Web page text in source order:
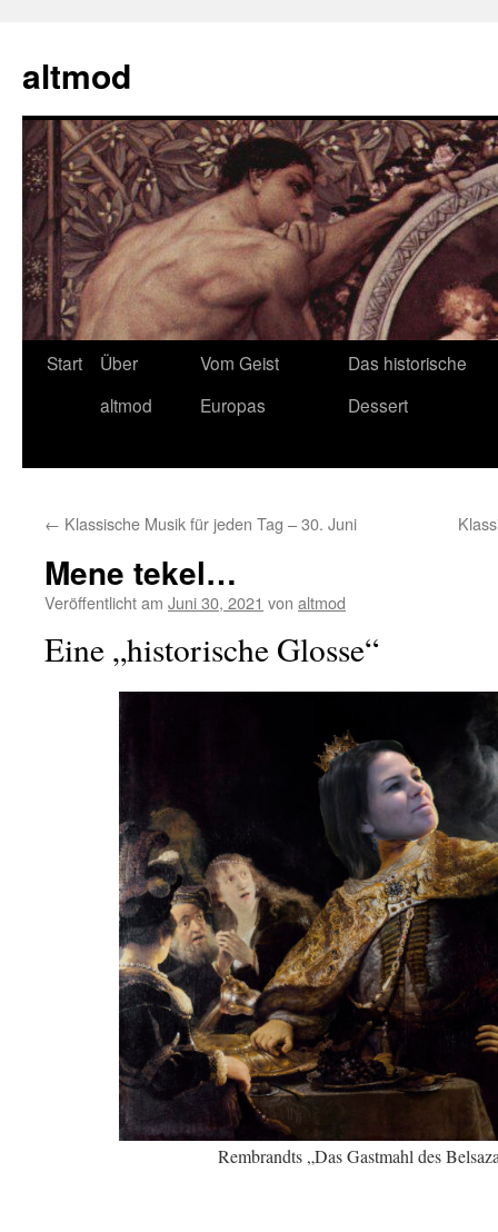
springen
altmod
Start
Über
altmod
Vom Geist
Europas
Das historische
Dessert
← Klassische Musik für jeden Tag – 30. Juni
Mene tekel…
Veröffentlicht am Juni 30, 2021 von altmod
Eine „historische Glosse“
Rembrandts „Das Gastmahl des